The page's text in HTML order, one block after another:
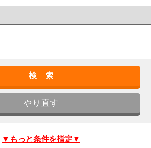
▼もっと条件を指定▼